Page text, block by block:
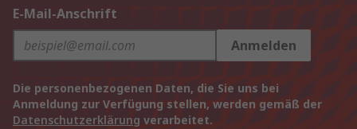
E-Mail-Anschrift
Anmelden
Die personenbezogenen Daten, die Sie uns bei
Anmeldung zur Verfügung stellen, werden gemäß der
Datenschutzerklärung verarbeitet.